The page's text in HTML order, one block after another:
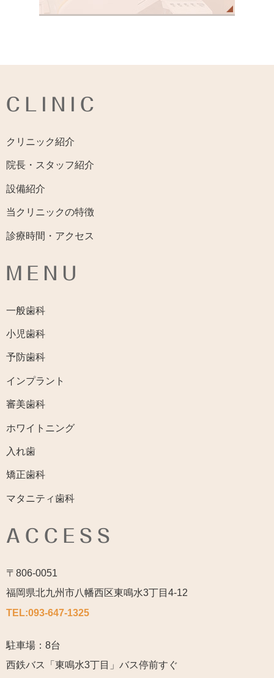
CLINIC
クリニック紹介
院長・スタッフ紹介
設備紹介
当クリニックの特徴
診療時間・アクセス
MENU
一般歯科
小児歯科
予防歯科
インプラント
審美歯科
ホワイトニング
入れ歯
矯正歯科
マタニティ歯科
ACCESS
〒806-0051
福岡県北九州市八幡西区東鳴水3丁目4-12
TEL:093-647-1325
駐車場：8台
西鉄バス「東鳴水3丁目」バス停前すぐ